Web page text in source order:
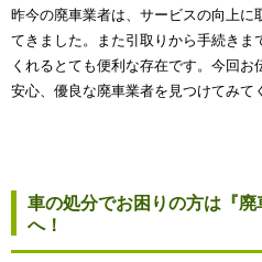
昨今の廃車業者は、サービスの向上に
てきました。また引取りから手続きま
くれるとても便利な存在です。今回
安心、優良な廃車業者を見つけてみて
車の処分でお困りの方は『廃
へ！